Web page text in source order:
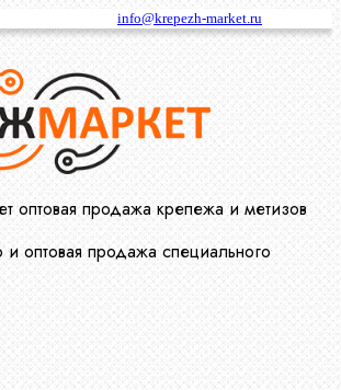
info@krepezh-market.ru
оптовая продажа крепежа и метизов
и оптовая продажа специального